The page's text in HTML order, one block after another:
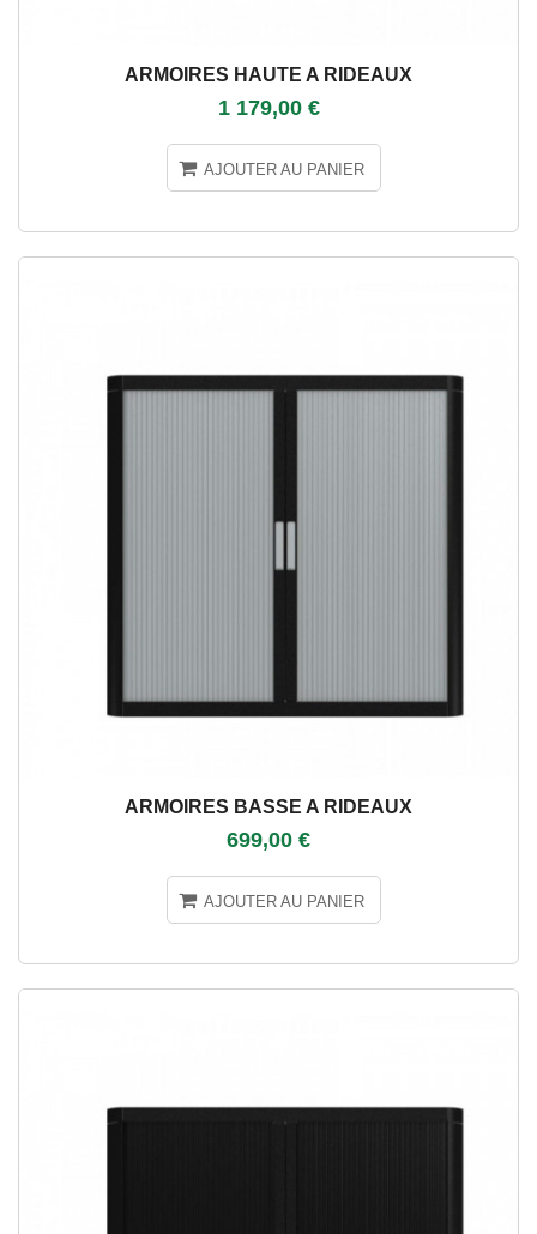
ARMOIRES HAUTE A RIDEAUX
1 179,00 €
AJOUTER AU PANIER
ARMOIRES BASSE A RIDEAUX
699,00 €
AJOUTER AU PANIER